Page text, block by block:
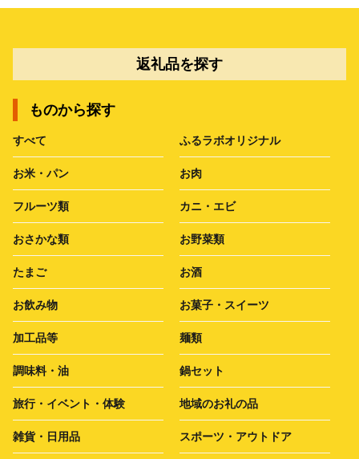
返礼品を探す
ものから探す
すべて ふるラボオリジナル
お米・パン お肉
フルーツ類 カニ・エビ
おさかな類 お野菜類
たまご お酒
お飲み物 お菓子・スイーツ
加工品等 麺類
調味料・油 鍋セット
旅行・イベント・体験 地域のお礼の品
雑貨・日用品 スポーツ・アウトドア